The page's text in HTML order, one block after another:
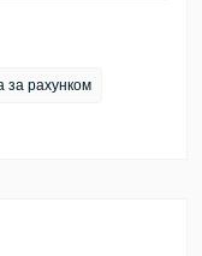
за рахунком